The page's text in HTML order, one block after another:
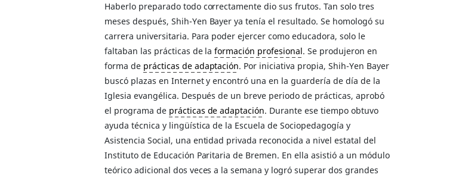
Haberlo preparado todo correctamente dio sus frutos. Tan solo tres
meses después, Shih-Yen Bayer ya tenía el resultado. Se homologó su
carrera universitaria. Para poder ejercer como educadora, solo le
faltaban las prácticas de laformación profesional. Se produjeron en
forma de prácticas de adaptación. Por iniciativa propia, Shih-Yen Bayer
buscó plazas en Internet y encontró una en la guardería de día de la
Iglesia evangélica. Después de un breve periodo de prácticas, aprobó
el programa de prácticas de adaptación. Durante ese tiempo obtuvo
ayuda técnica y lingüística de la Escuela de Sociopedagogía y
Asistencia Social, una entidad privada reconocida a nivel estatal del
Instituto de Educación Paritaria de Bremen. En ella asistió a un módulo
teórico adicional dos veces a la semana y logró superar dos grandes